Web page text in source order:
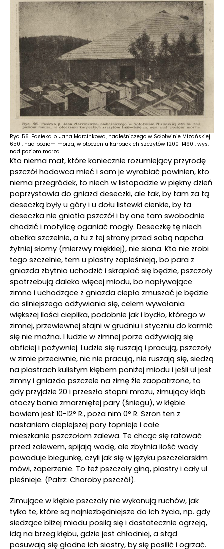
Ryc. 56. Pasieka p. Jana Marcinkowa, nadleśniczego w Sołotwinie Mizańskiej
650 . nad poziom morza, w otoczeniu karpackich szczytów 1200-1490 . wys.
nad poziom morza
Kto niema mat, które koniecznie rozumiejący przyrodę
pszczół hodowca mieć i sam je wyrabiać powinien, kto
niema przegródek, to niech w listopadzie w piękny dzień
poprzystawia do gniazd deseczki, ale tak, by tam za tą
deseczką były u góry i u dołu listewki cienkie, by ta
deseczka nie gniotła pszczół i by one tam swobodnie
chodzić i motylicę oganiać mogły. Deseczkę tę niech
obetka szczelnie, a tu z tej strony przed sobą napcha
żytniej słomy (mierzwy miękkiej), nie siana. Kto nie zrobi
tego szczelnie, tem u plastry zapleśnieją, bo para z
gniazda zbytnio uchodzić i skraplać się będzie, pszczoły
spotrzebują daleko więcej miodu, bo napływające
zimno i uchodzące z gniazda ciepło zmuszać je będzie
do silniejszego odżywiania się, celem wywołania
większej ilości cieplika, podobnie jak i bydło, którego w
zimnej, przewiewnej stajni w grudniu i styczniu do karmić
się nie można. I ludzie w zimnej porze odżywiają się
obficiej i pożywniej. Ludzie się ruszają i pracują, pszczoły
w zimie przeciwnie, nic nie pracują, nie ruszają się, siedzą
na plastrach kulistym kłębem poniżej miodu i jeśli ul jest
zimny i gniazdo pszczele na zimę źle zaopatrzone, to
gdy przyjdzie 20 i przeszło stopni mrozu, zimujący kłąb
otoczy bania zmarzniętej pary (śniegu), w kłębie
bowiem jest 10-12° R., poza nim 0° R. Szron ten z
nastaniem cieplejszej pory topnieje i całe
mieszkanie pszczołom zalewa. Te chcąc się ratować
przed zalewem, spijają wodę, ale zbytnia ilość wody
powoduje biegunkę, czyli jak się w języku pszczelarskim
mówi, zaperzenie. To też pszczoły giną, plastry i cały ul
pleśnieje. (Patrz: Choroby pszczół).
Zimujące w kłębie pszczoły nie wykonują ruchów, jak
tylko te, które są najniezbędniejsze do ich życia, np. gdy
siedzące bliżej miodu posilą się i dostatecznie ogrzeją,
idą na brzeg kłębu, gdzie jest chłodniej, a stąd
posuwają się głodne ich siostry, by się posilić i ogrzać.